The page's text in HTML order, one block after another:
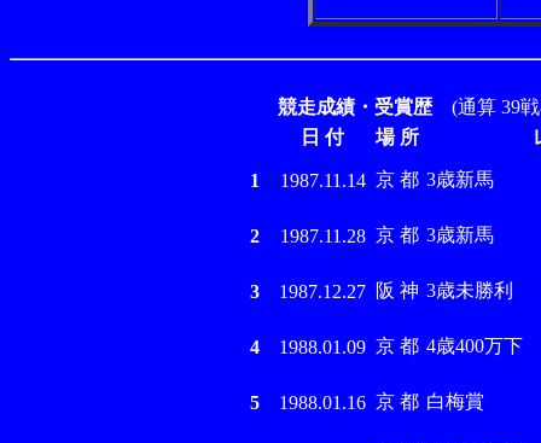
競走成績・受賞歴(通算 39戦
日 付
場 所
1 1987.11.14 京 都 3歳新馬
2 1987.11.28 京 都 3歳新馬
3 1987.12.27 阪 神 3歳未勝利
4 1988.01.09 京 都 4歳400万下
5 1988.01.16 京 都 白梅賞